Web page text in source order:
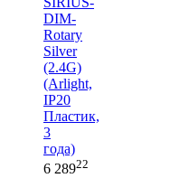
DIM-
Rotary
Silver
(2.4G)
(Arlight,
IP20
Пластик,
3
года)
6 28922